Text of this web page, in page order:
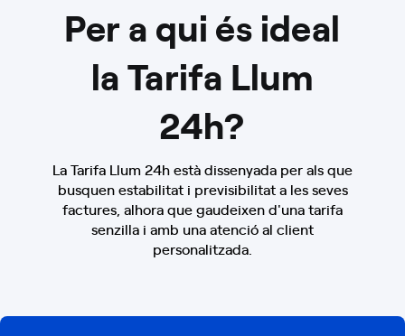
Per a qui és ideal
la Tarifa Llum
24h?
La Tarifa Llum 24h està dissenyada per als que
busquen estabilitat i previsibilitat a les seves
factures, alhora que gaudeixen d'una tarifa
senzilla i amb una atenció al client
personalitzada.